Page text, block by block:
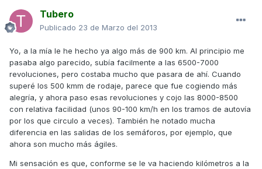
Tubero
Publicado 23 de Marzo del 2013
Yo, a la mía le he hecho ya algo más de 900 km. Al principio me
pasaba algo parecido, subía facilmente a las 6500-7000
revoluciones, pero costaba mucho que pasara de ahí. Cuando
superé los 500 kmm de rodaje, parece que fue cogiendo más
alegría, y ahora paso esas revoluciones y cojo las 8000-8500
con relativa facilidad (unos 90-100 km/h en los tramos de autovía
por los que circulo a veces). También he notado mucha
diferencia en las salidas de los semáforos, por ejemplo, que
ahora son mucho más ágiles.
Mi sensación es que, conforme se le va haciendo kilómetros a la